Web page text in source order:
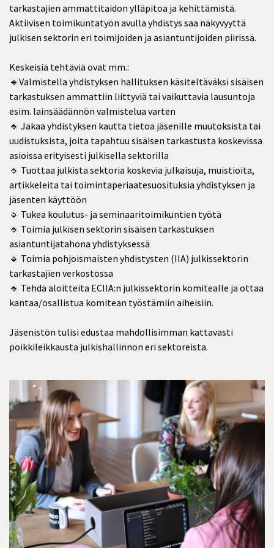
tarkastajien ammattitaidon ylläpitoa ja kehittämistä.
Aktiivisen toimikuntatyön avulla yhdistys saa näkyvyyttä
julkisen sektorin eri toimijoiden ja asiantuntijoiden piirissä.
Keskeisiä tehtäviä ovat mm.:
🔹Valmistella yhdistyksen hallituksen käsiteltäväksi sisäisen
tarkastuksen ammattiin liittyviä tai vaikuttavia lausuntoja
esim. lainsäädännön valmistelua varten
🔹 Jakaa yhdistyksen kautta tietoa jäsenille muutoksista tai
uudistuksista, joita tapahtuu sisäisen tarkastusta koskevissa
asioissa erityisesti julkisella sektorilla
🔹 Tuottaa julkista sektoria koskevia julkaisuja, muistioita,
artikkeleita tai toimintaperiaatesuosituksia yhdistyksen ja
jäsenten käyttöön
🔹 Tukea koulutus- ja seminaaritoimikuntien työtä
🔹 Toimia julkisen sektorin sisäisen tarkastuksen
asiantuntijatahona yhdistyksessä
🔹 Toimia pohjoismaisten yhdistysten (IIA) julkissektorin
tarkastajien verkostossa
🔹 Tehdä aloitteita ECIIA:n julkissektorin komitealle ja ottaa
kantaa/osallistua komitean työstämiin aiheisiin.
Jäsenistön tulisi edustaa mahdollisimman kattavasti
poikkileikkausta julkishallinnon eri sektoreista.